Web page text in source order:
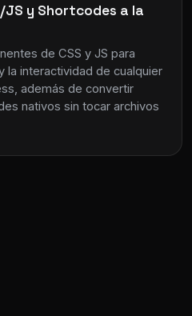
JS y Shortcodes a la
de CSS y JS para
la interactividad de cualquier
además de convertir
nativos sin tocar archivos